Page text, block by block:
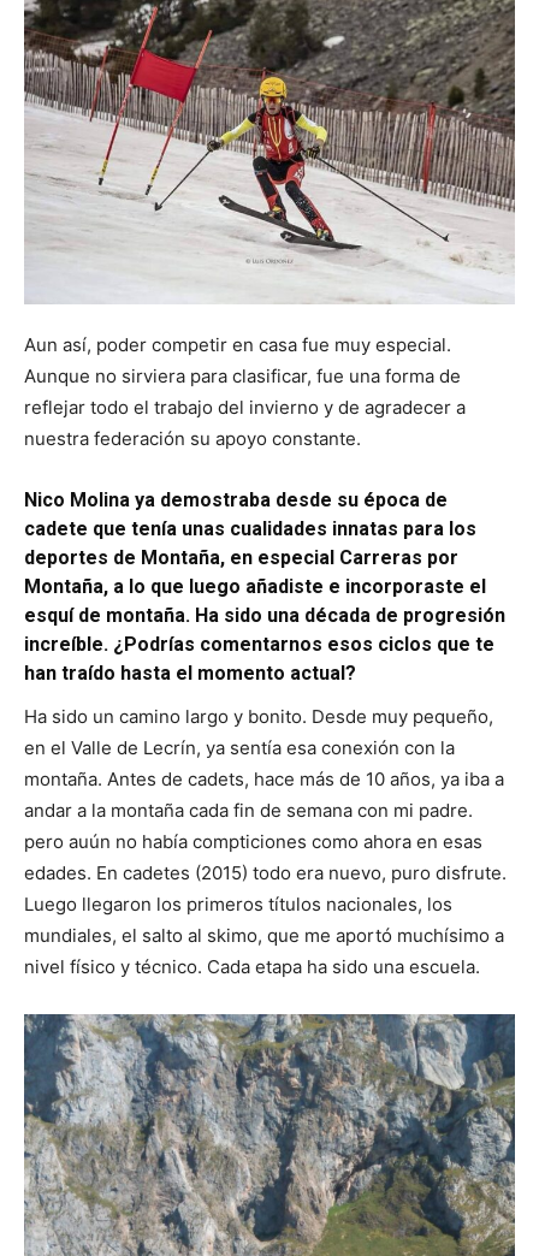
Aun así, poder competir en casa fue muy especial.
Aunque no sirviera para clasificar, fue una forma de
reflejar todo el trabajo del invierno y de agradecer a
nuestra federación su apoyo constante.
Nico Molina ya demostraba desde su época de
cadete que tenía unas cualidades innatas para los
deportes de Montaña, en especial Carreras por
Montaña, a lo que luego añadiste e incorporaste el
esquí de montaña. Ha sido una década de progresión
increíble. ¿Podrías comentarnos esos ciclos que te
han traído hasta el momento actual?
Ha sido un camino largo y bonito. Desde muy pequeño,
en el Valle de Lecrín, ya sentía esa conexión con la
montaña. Antes de cadets, hace más de 10 años, ya iba a
andar a la montaña cada fin de semana con mi padre.
pero auún no había compticiones como ahora en esas
edades. En cadetes (2015) todo era nuevo, puro disfrute.
Luego llegaron los primeros títulos nacionales, los
mundiales, el salto al skimo, que me aportó muchísimo a
nivel físico y técnico. Cada etapa ha sido una escuela.